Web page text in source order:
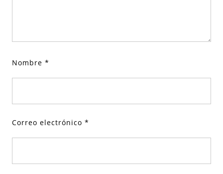
Nombre *
Correo electrónico *